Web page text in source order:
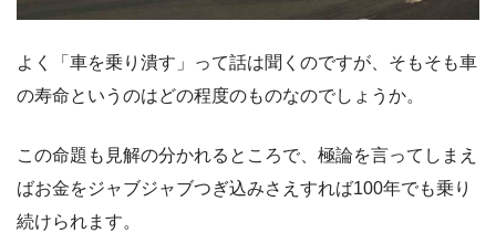
よく「車を乗り潰す」って話は聞くのですが、そもそも車
の寿命というのはどの程度のものなのでしょうか。
この命題も見解の分かれるところで、極論を言ってしまえ
ばお金をジャブジャブつぎ込みさえすれば100年でも乗り
続けられます。